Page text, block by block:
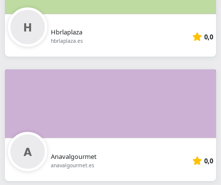
Hbrlaplaza
hbrlaplaza.es 0,0
Anavalgourmet
anavalgourmet.es 0,0